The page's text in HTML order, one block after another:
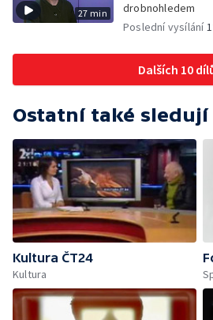
27 min
drobnohledem
Poslední vysílání
Dalších 10
Ostatní také sledují
Kultura ČT24
Kultura